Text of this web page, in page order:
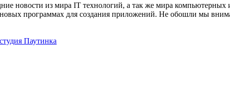
новости из мира IT технологий, а так же мира
программах для создания приложений. Не обошли мы